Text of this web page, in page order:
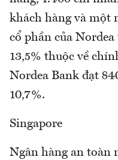
khách hàng và một
cổ phần của
13,5% thuộc về
Nordea Bank đạt
10,7%.
Singapore
Ngân hàng an toàn